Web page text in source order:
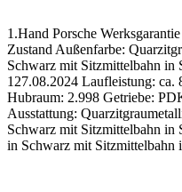
1.Hand Porsche
Zustand Außenfarbe:
Schwarz mit Sitzmittelbahn in
127.08.2024 Laufleistung:
Hubraum: 2.998 Getriebe:
Ausstattung:
Schwarz mit Sitzmittelbahn in
in Schwarz mit